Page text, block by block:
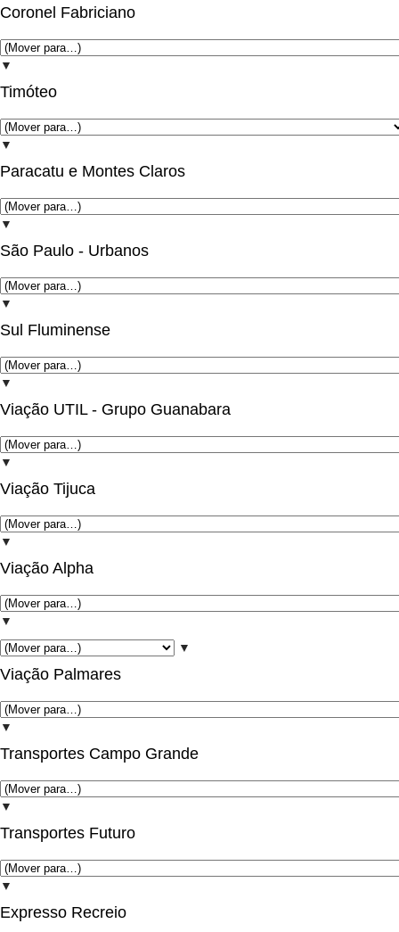
Coronel Fabriciano
▼
Timóteo
▼
Paracatu e Montes Claros
▼
São Paulo - Urbanos
▼
Sul Fluminense
▼
Viação UTIL - Grupo Guanabara
▼
Viação Tijuca
▼
Viação Alpha
▼
▼
Viação Palmares
▼
Transportes Campo Grande
▼
Transportes Futuro
▼
Expresso Recreio